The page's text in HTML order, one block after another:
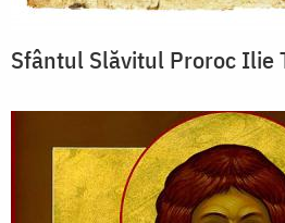
Sfântul Slăvitul Proroc Ilie